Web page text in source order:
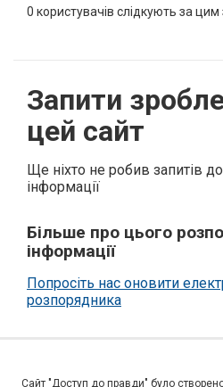
0 користувачів слідкують за
Запити
цей сайт
Ще ніхто не робив запитів
інформації
Більше про цього
інформації
Попросіть нас оновити
розпорядника
Сайт "Доступ до правди" було створено